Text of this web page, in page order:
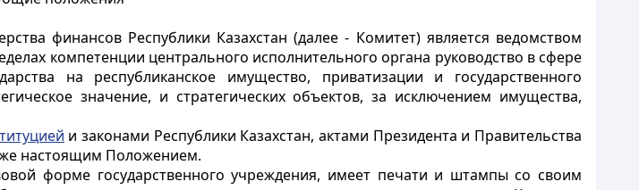
финансов Республики Казахстан (далее - Комитет) является ведомством
компетенции центрального исполнительного органа руководство в сфере
на республиканское имущество, приватизации и государственного
значение, и стратегических объектов, за исключением имущества,
и законами Республики Казахстан, актами Президента и Правительства
настоящим Положением.
форме государственного учреждения, имеет печати и штампы со своим